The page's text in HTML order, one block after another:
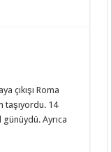
çıkışı Roma
taşıyordu. 14
günüydü. Ayrıca